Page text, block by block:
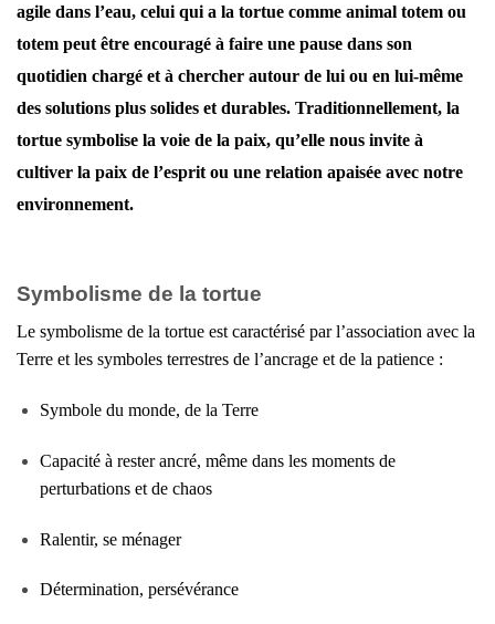
agile dans l’eau, celui qui a la tortue comme animal totem ou
totem peut être encouragé à faire une pause dans son
quotidien chargé et à chercher autour de lui ou en lui-même
des solutions plus solides et durables. Traditionnellement, la
tortue symbolise la voie de la paix, qu’elle nous invite à
cultiver la paix de l’esprit ou une relation apaisée avec notre
environnement.
Symbolisme de la tortue
Le symbolisme de la tortue est caractérisé par l’association avec la
Terre et les symboles terrestres de l’ancrage et de la patience :
Symbole du monde, de la Terre
Capacité à rester ancré, même dans les moments de
perturbations et de chaos
Ralentir, se ménager
Détermination, persévérance